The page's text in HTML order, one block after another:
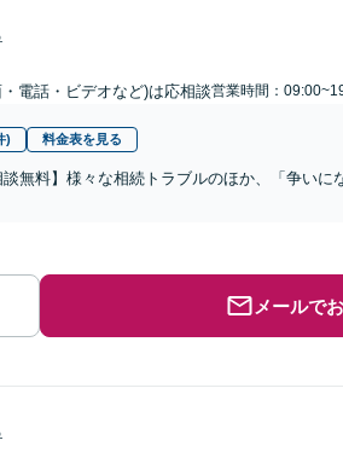
電話・ビデオなど)は応相談営業時間：
) 料金表を見る
談無料】様々な相続トラブルのほか、「争い
メールで